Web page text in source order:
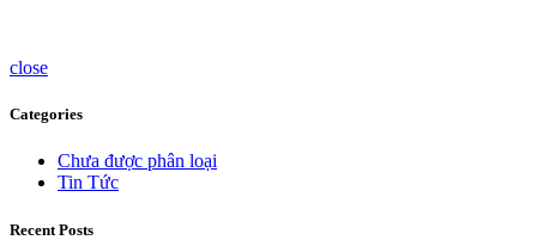
close
Categories
Chưa được phân loại
Tin Tức
Recent Posts